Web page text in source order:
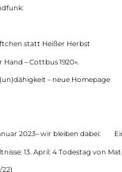
statt Heißer Herbst
– Cottbus 1920«.
– neue Homepage
2023– wir bleiben dabei:
13. April: 4 Todestag von